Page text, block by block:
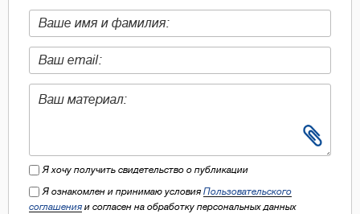
Я хочу получить свидетельство о публикации
Я ознакомлен и принимаю условия Пользовательского
соглашения и согласен на обработку персональных данных